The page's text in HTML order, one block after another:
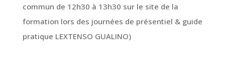
commun de 12h30 à 13h30 sur le site de la
formation lors des journées de présentiel & guide
pratique LEXTENSO GUALINO)